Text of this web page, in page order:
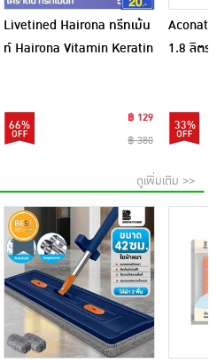
Livetined Hairona ทรีทเม้น
ท์ Hairona Vitamin Keratin
66%
฿ 129
฿ 380
1.8 ลิตร
33%
ดูเพิ่มเติม >>